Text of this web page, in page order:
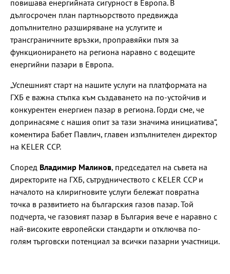
повишава енергийната сигурност в Европа. В
дългосрочен план партньорството предвижда
допълнително разширяване на услугите и
трансграничните връзки, проправяйки пътя за
функционирането на региона наравно с водещите
енергийни пазари в Европа.
„Успешният старт на нашите услуги на платформата на
ГХБ е важна стъпка към създаването на по-устойчив и
конкурентен енергиен пазар в региона. Горди сме, че
допринасяме с нашия опит за тази значима инициатива“,
коментира Бабет Павлич, главен изпълнителен директор
на KELER CCP.
Според Владимир Малинов, председател на съвета на
директорите на ГХБ, сътрудничеството с KELER CCP и
началото на клиригновите услуги бележат повратна
точка в развитието на българския газов пазар. Той
подчерта, че газовият пазар в България вече е наравно с
най-високите европейски стандарти и отключва по-
голям търговски потенциал за всички пазарни участници.